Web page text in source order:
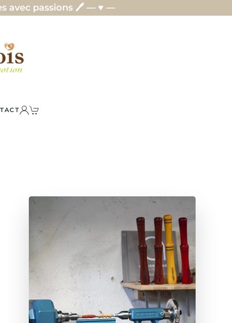
🖊️ — ♥ —